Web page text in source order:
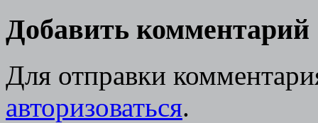
Добавить комментарий
Для отправки
авторизоваться.